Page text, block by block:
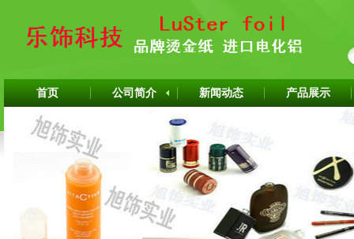
首页 公司简介 新闻动态 产品展示